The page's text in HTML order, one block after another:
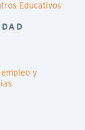
Educativos
y